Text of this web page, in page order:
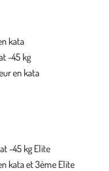
kata
-45 kg
en kata
-45 kg Elite
kata et 3ème Elite